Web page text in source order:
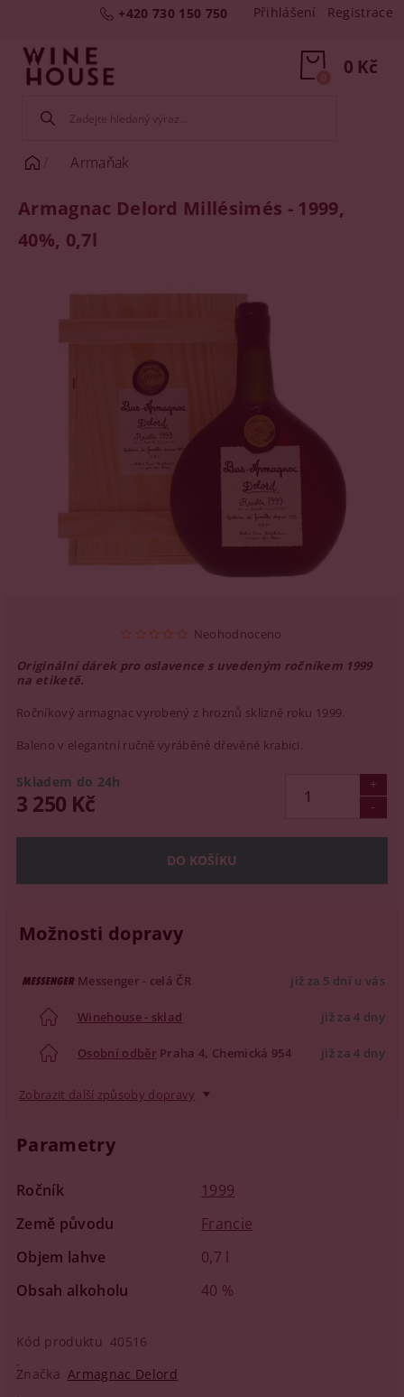
+420 730 150 750 Přihlášení Registrace
0 Kč
0
Armaňak
Armagnac Delord Millésimés - 1999,
40%, 0,7l
Neohodnoceno
Originální dárek pro oslavence s uvedeným ročníkem 1999
na etiketě.
Ročníkový armagnac vyrobený z hroznů sklizně roku 1999.
Baleno v elegantní ručně vyráběné dřevěné krabici.
Skladem do 24h
3 250 Kč
Možnosti dopravy
Messenger - celá ČR již za 5 dní u vás
Winehouse - sklad již za 4 dny
Osobní odběr Praha 4, Chemická 954 již za 4 dny
Zobrazit další způsoby dopravy
Parametry
Ročník
1999
Země původu
Francie
Objem lahve
0,7 l
Obsah alkoholu
40 %
Kód produktu 40516
Značka Armagnac Delord